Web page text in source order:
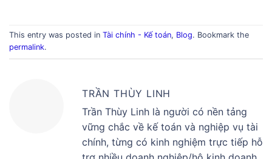
This entry was posted in Tài chính - Kế toán, Blog. Bookmark the
permalink.
TRẦN THÙY LINH
Trần Thùy Linh là người có nền tảng
vững chắc về kế toán và nghiệp vụ tài
chính, từng có kinh nghiệm trực tiếp hỗ